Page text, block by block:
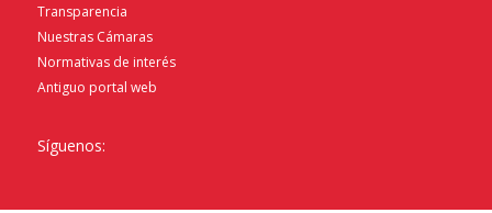
Transparencia
Nuestras Cámaras
Normativas de interés
Antiguo portal web
Síguenos: